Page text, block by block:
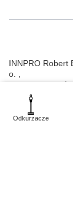
Odkurzacze
INNPRO Robert
o.
|